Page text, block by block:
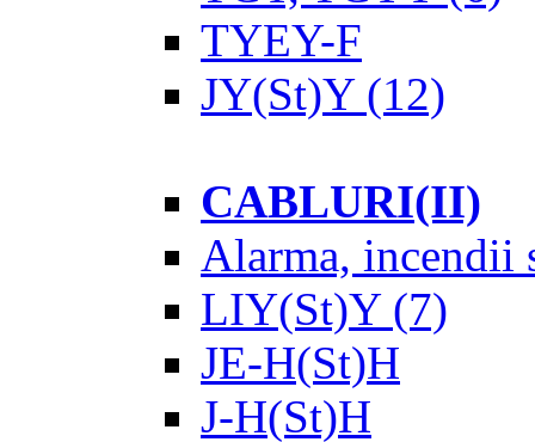
TYEY-F
JY(St)Y(12)
CABLURI(II)
Alarma, incendii
LIY(St)Y(7)
JE-H(St)H
J-H(St)H